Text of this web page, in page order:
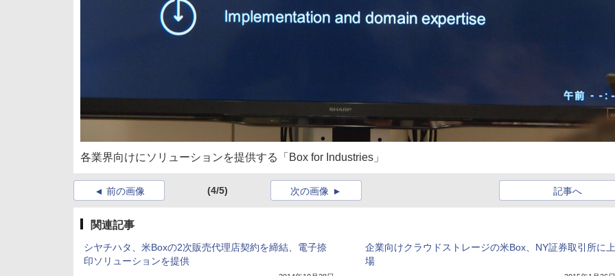
各業界向けにソリューションを提供する「Box for Industries」
前の画像 (4/5) 記事へ
次の画像
関連記事
シヤチハタ、米Boxの2次販売代理店契約を締結、電子捺
印ソリューションを提供
企業向けクラウドストレージの米Box、NY証券取引所に上
場